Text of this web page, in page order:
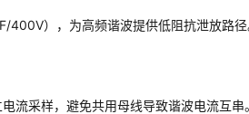
400V），为高频谐波提供低阻抗泄放路径
流采样，避免共用母线导致谐波电流互串。